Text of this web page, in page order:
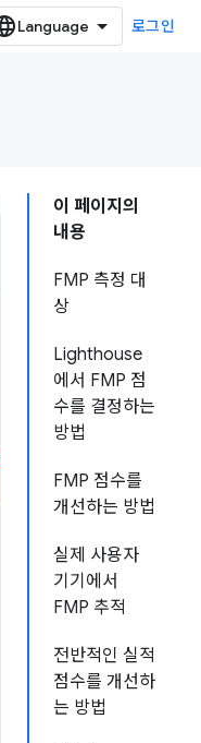
로그인
이 페이지의
내용
FMP 측정 대
상
Lighthouse
에서 FMP 점
수를 결정하는
방법
FMP 점수를
개선하는 방법
실제 사용자
기기에서
FMP 추적
전반적인 실적
점수를 개선하
는 방법